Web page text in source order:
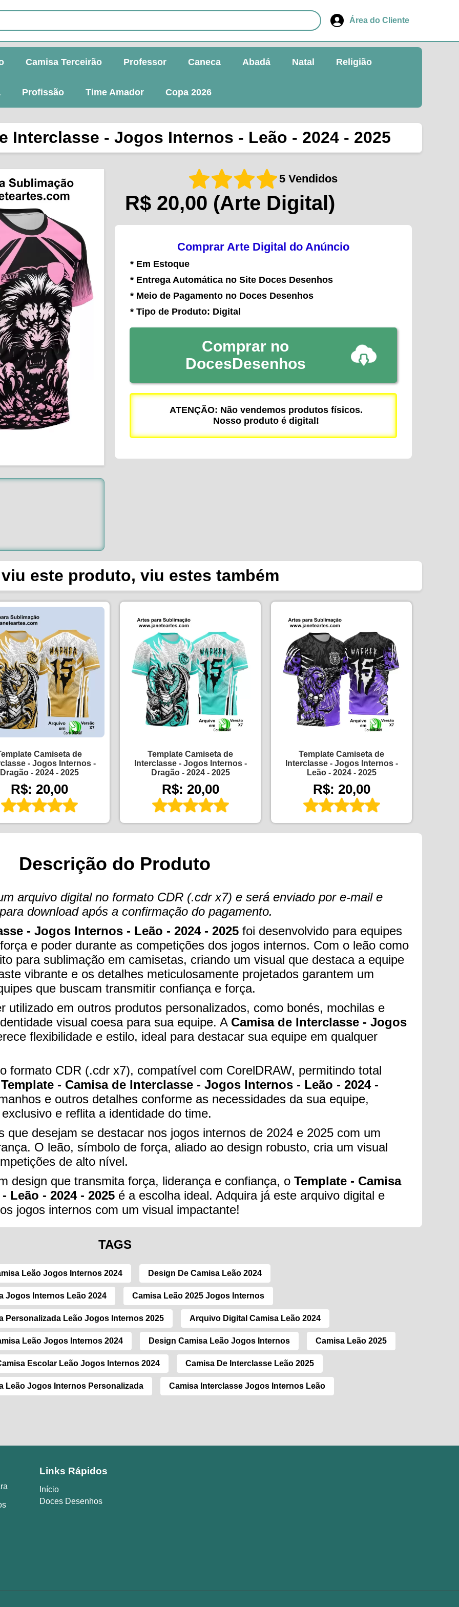
Área do Cliente
Camisa Terceirão Professor Caneca Abadá Natal Religião
Profissão Time Amador Copa 2026
Interclasse - Jogos Internos - Leão - 2024 - 2025
5 Vendidos
R$ 20,00 (Arte Digital)
Comprar Arte Digital do Anúncio
* Em Estoque
* Entrega Automática no Site Doces Desenhos
* Meio de Pagamento no Doces Desenhos
* Tipo de Produto: Digital
Comprar no
DocesDesenhos
ATENÇÃO: Não vendemos produtos físicos.
Nosso produto é digital!
este produto, viu estes também
Camiseta de
- Jogos Internos -
Dragão - 2024 - 2025
R$: 20,00
Template Camiseta de
Interclasse - Jogos Internos -
Dragão - 2024 - 2025
R$: 20,00
Template Camiseta de
Interclasse - Jogos Internos -
Leão - 2024 - 2025
R$: 20,00
Descrição do Produto
arquivo digital no formato CDR (.cdr x7) e será enviado por e-mail e
download após a confirmação do pagamento.
- Jogos Internos - Leão - 2024 - 2025 foi desenvolvido para equipes
e poder durante as competições dos jogos internos. Com o leão como
para sublimação em camisetas, criando um visual que destaca a equipe
vibrante e os detalhes meticulosamente projetados garantem um
que buscam transmitir confiança e força.
utilizado em outros produtos personalizados, como bonés, mochilas e
visual coesa para sua equipe. A Camisa de Interclasse - Jogos
flexibilidade e estilo, ideal para destacar sua equipe em qualquer
formato CDR (.cdr x7), compatível com CorelDRAW, permitindo total
Template - Camisa de Interclasse - Jogos Internos - Leão - 2024 -
e outros detalhes conforme as necessidades da sua equipe,
e reflita a identidade do time.
que desejam se destacar nos jogos internos de 2024 e 2025 com um
O leão, símbolo de força, aliado ao design robusto, cria um visual
de alto nível.
design que transmita força, liderança e confiança, o Template - Camisa
Leão - 2024 - 2025 é a escolha ideal. Adquira já este arquivo digital e
jogos internos com um visual impactante!
TAGS
Leão Jogos Internos 2024 Design De Camisa Leão 2024
Jogos Internos Leão 2024 Camisa Leão 2025 Jogos Internos
Personalizada Leão Jogos Internos 2025 Arquivo Digital Camisa Leão 2024
Leão Jogos Internos 2024 Design Camisa Leão Jogos Internos Camisa Leão 2025
Escolar Leão Jogos Internos 2024 Camisa De Interclasse Leão 2025
Leão Jogos Internos Personalizada Camisa Interclasse Jogos Internos Leão
Links Rápidos
Início
Doces Desenhos